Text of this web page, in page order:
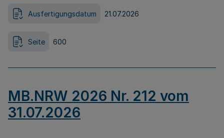
Ausfertigungsdatum 21.07.2026
Seite 600
MB.NRW 2026 Nr. 212 vom
31.07.2026